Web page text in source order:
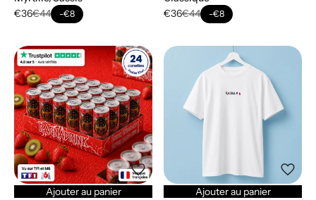
€36€44 -€8
€36€44 -€8
Ajouter au panier
Ajouter au panier